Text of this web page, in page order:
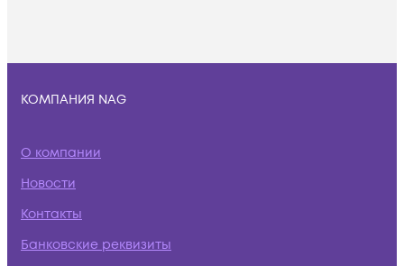
КОМПАНИЯ NAG
О компании
Новости
Контакты
Банковские реквизиты